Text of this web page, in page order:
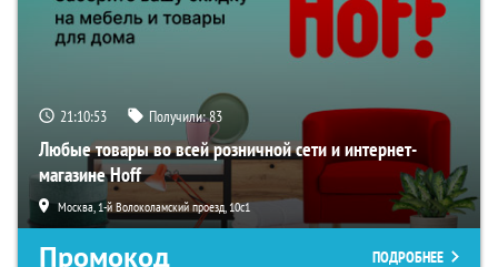
21:10:52 Получили:83
Любые товары во всей розничной сети и интернет-
магазине Hoff
Москва, 1-й Волоколамский проезд, 10с1
Промокод ПОДРОБНЕЕ